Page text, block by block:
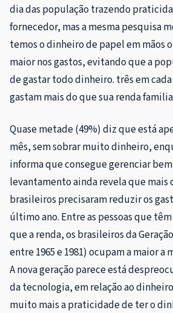
dia das população trazendo
fornecedor, mas a mesma pesquisa
temos o dinheiro de papel em mãos
maior nos gastos, evitando que a
de gastar todo dinheiro. três em
gastam mais do que sua renda
Quase metade (49%) diz que está
mês, sem sobrar muito dinheiro,
informa que consegue gerenciar bem
levantamento ainda revela que mais
brasileiros precisaram reduzir os
último ano. Entre as pessoas que
que a renda, os brasileiros da
entre 1965 e 1981) ocupam a maior a
A nova geração parece está
da tecnologia, em relação ao
muito mais a praticidade de ter o